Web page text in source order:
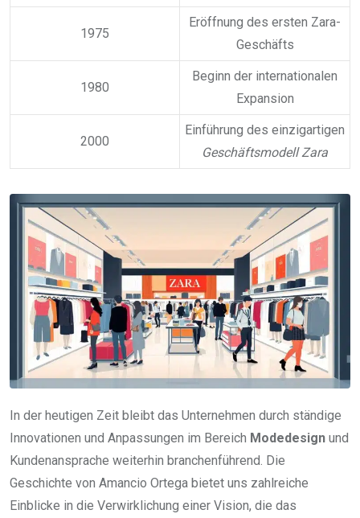
1975
Eröffnung des ersten Zara-
Geschäfts
1980
Beginn der internationalen
Expansion
2000
Einführung des einzigartigen
Geschäftsmodell Zara
In der heutigen Zeit bleibt das Unternehmen durch ständige
Innovationen und Anpassungen im Bereich Modedesign und
Kundenansprache weiterhin branchenführend. Die
Geschichte von Amancio Ortega bietet uns zahlreiche
Einblicke in die Verwirklichung einer Vision, die das